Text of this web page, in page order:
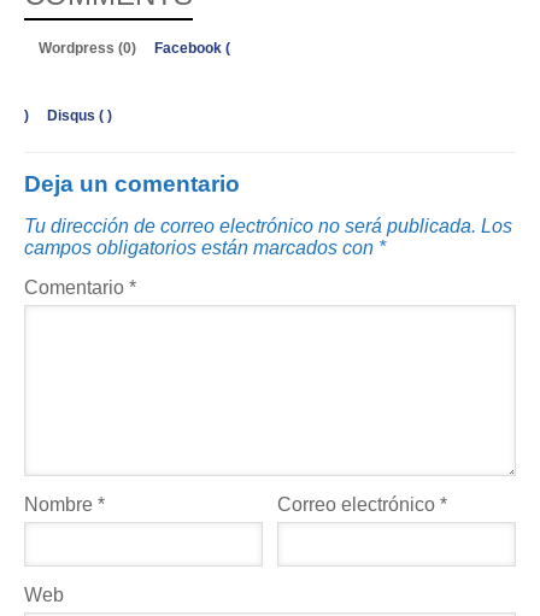
Wordpress (0) Facebook (
) Disqus ( )
Deja un comentario
Tu dirección de correo electrónico no será publicada. Los
campos obligatorios están marcados con *
Comentario *
Nombre * Correo electrónico*
Web